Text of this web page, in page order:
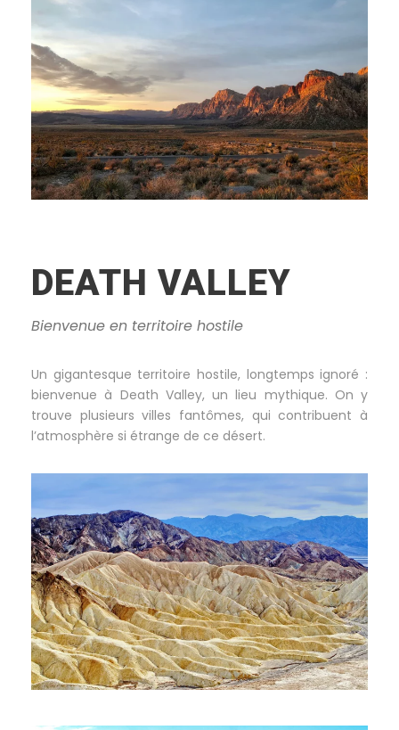
DEATH VALLEY
Bienvenue en territoire hostile
Un gigantesque territoire hostile, longtemps ignoré :
bienvenue à Death Valley, un lieu mythique. On y
trouve plusieurs villes fantômes, qui contribuent à
l’atmosphère si étrange de ce désert.